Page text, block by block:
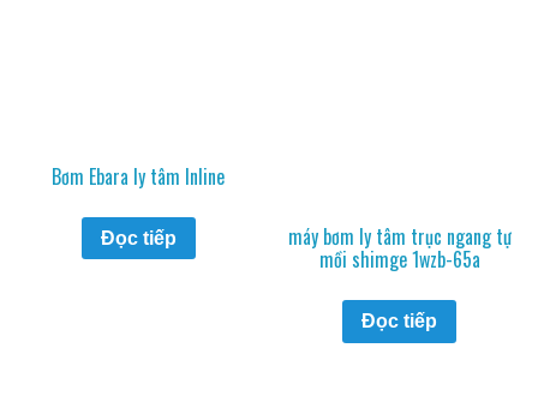
Bơm Ebara ly tâm Inline
Đọc tiếp máy bơm ly tâm trục ngang tự
mồi shimge 1wzb-65a
Đọc tiếp